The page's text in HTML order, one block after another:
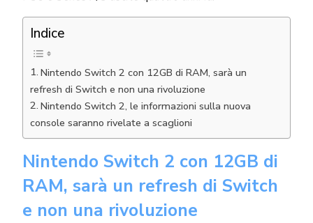
Indice
Nintendo Switch 2 con 12GB di RAM, sarà un
refresh di Switch e non una rivoluzione
Nintendo Switch 2, le informazioni sulla nuova
console saranno rivelate a scaglioni
Nintendo Switch 2 con 12GB di
RAM, sarà un refresh di Switch
e non una rivoluzione